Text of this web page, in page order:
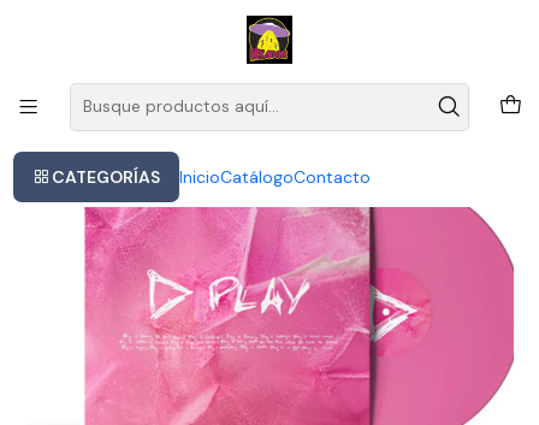
CATEGORÍAS InicioCatálogoContacto
Este es el texto del slide